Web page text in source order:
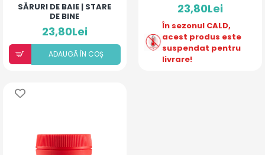
SĂRURI DE BAIE | STARE
DE BINE
23,80Lei
ADAUGÃ ÎN COȘ
23,80Lei
În sezonul CALD,
acest produs este
suspendat pentru
livrare!